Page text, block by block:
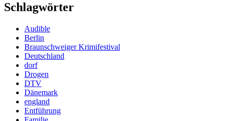
Schlagwörter
Audible
Berlin
Braunschweiger Krimifestival
Deutschland
dorf
Drogen
DTV
Dänemark
england
Entführung